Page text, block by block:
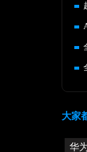
大家
华